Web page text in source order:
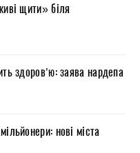
щити» біля
здоров’ю: заява нардепа
нові міста